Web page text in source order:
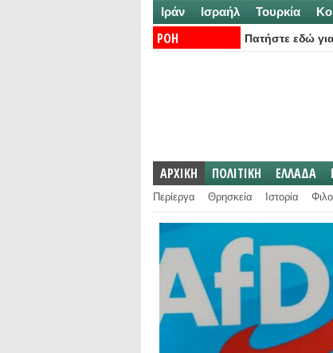
Ιράν Ισραήλ Τουρκία
ΡΟΗ
Πατήστε εδώ
ΑΡΧΙΚΗ ΠΟΛΙΤΙΚΗ ΕΛΛΑΔΑ
Περίεργα Θρησκεία Ιστορία